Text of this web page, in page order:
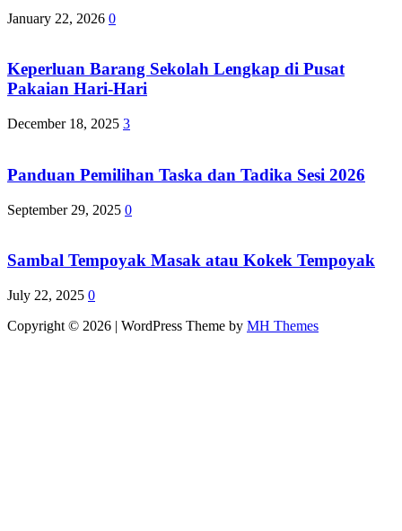
January 22, 2026 0
Keperluan Barang Sekolah Lengkap di Pusat
Pakaian Hari-Hari
December 18, 2025 3
Panduan Pemilihan Taska dan Tadika Sesi 2026
September 29, 2025 0
Sambal Tempoyak Masak atau Kokek Tempoyak
July 22, 2025 0
Copyright © 2026 | WordPress Theme by MH Themes